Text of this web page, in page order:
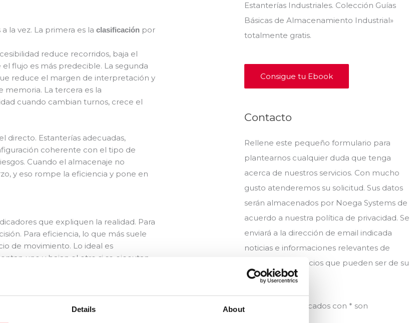
Details About
la vez. La primera es laclasificación por
reduce recorridos, baja el
flujo es más predecible. La segunda
reduce el margen de interpretación y
La tercera es la
cuando cambian turnos, crece el
directo. Estanterías adecuadas,
coherente con el tipo de
Cuando el almacenaje no
y eso rompe la eficiencia y pone en
que expliquen la realidad. Para
Para eficiencia, lo que más suele
de movimiento. Lo ideal es
uno y bajan el otro si se ejecutan
cómo se interpreta y qué acciones
Estanterías Industriales. Colección Guías
Básicas de Almacenamiento Industrial»
totalmente gratis.
Consigue tu Ebook
Contacto
Rellene este pequeño formulario para
plantearnos cualquier duda que tenga
acerca de nuestros servicios. Con mucho
gusto atenderemos su solicitud. Sus datos
serán almacenados por Noega Systems de
acuerdo a nuestra política de privacidad. Se
enviará a la dirección de email indicada
noticias e informaciones relevantes de
productos y servicios que pueden ser de su
interés.
Los campos marcados con * son